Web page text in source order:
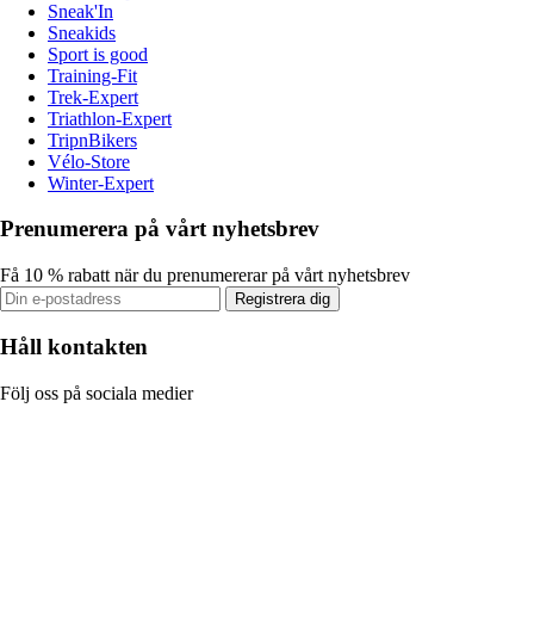
Sneak'In
Sneakids
Sport is good
Training-Fit
Trek-Expert
Triathlon-Expert
TripnBikers
Vélo-Store
Winter-Expert
Prenumerera på vårt nyhetsbrev
Få 10 % rabatt när du prenumererar på vårt nyhetsbrev
Registrera dig
Håll kontakten
Följ oss på sociala medier